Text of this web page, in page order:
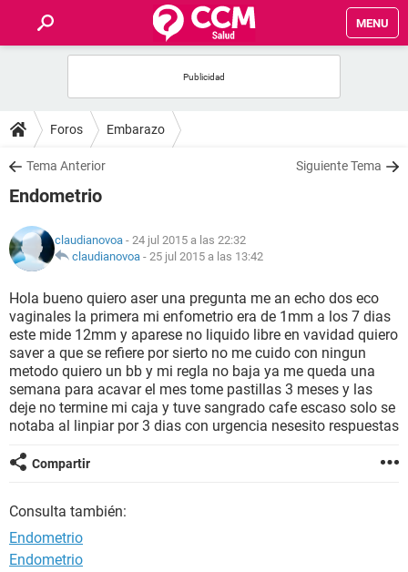
MENU
FOROS
SALUD
NUTRICIÓN
BIENESTAR
SEXUALIDAD
GLOSARIO
Foros Embarazo
Tema Anterior Siguiente Tema
Endometrio
claudianovoa - 24 jul 2015 a las 22:32
claudianovoa - 25 jul 2015 a las 13:42
Hola bueno quiero aser una pregunta me an echo dos eco
vaginales la primera mi enfometrio era de 1mm a los 7 dias
este mide 12mm y aparese no liquido libre en vavidad quiero
saver a que se refiere por sierto no me cuido con ningun
metodo quiero un bb y mi regla no baja ya me queda una
semana para acavar el mes tome pastillas 3 meses y las
deje no termine mi caja y tuve sangrado cafe escaso solo se
notaba al linpiar por 3 dias con urgencia nesesito respuestas
Compartir
Consulta también:
Endometrio
Endometrio